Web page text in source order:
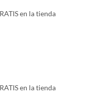
en la tienda
en la tienda